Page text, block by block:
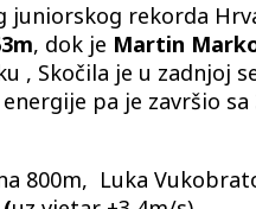
juniorskog rekorda
, dok je Martin
, Skočila je u zadnjoj
pa je završio sa
800m, Luka